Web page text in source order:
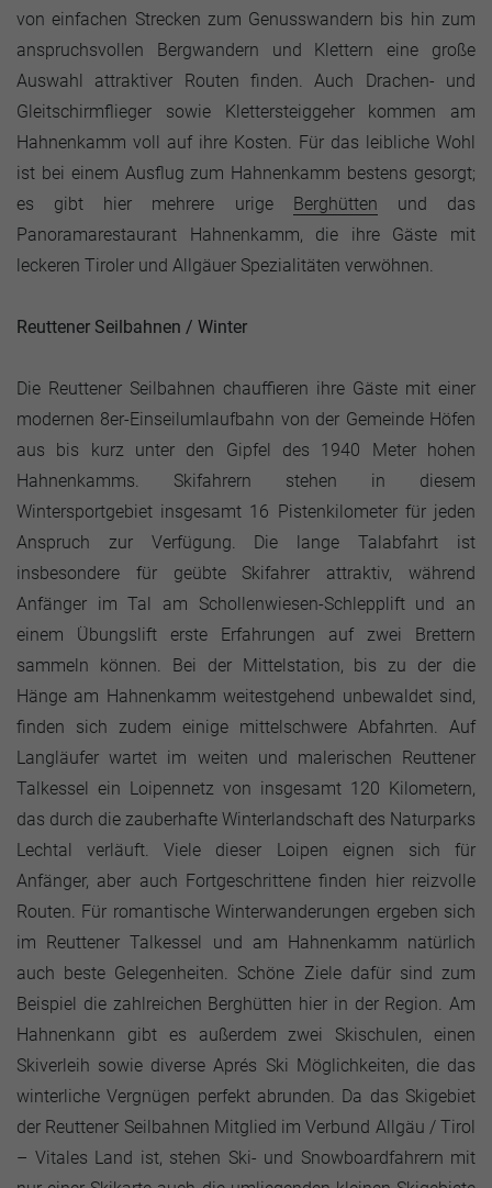
von einfachen Strecken zum Genusswandern bis hin zum
anspruchsvollen Bergwandern und Klettern eine große
Auswahl attraktiver Routen finden. Auch Drachen- und
Gleitschirmflieger sowie Klettersteiggeher kommen am
Hahnenkamm voll auf ihre Kosten. Für das leibliche Wohl
ist bei einem Ausflug zum Hahnenkamm bestens gesorgt;
es gibt hier mehrere urige Berghütten und das
Panoramarestaurant Hahnenkamm, die ihre Gäste mit
leckeren Tiroler und Allgäuer Spezialitäten verwöhnen.
Reuttener Seilbahnen / Winter
Die Reuttener Seilbahnen chauffieren ihre Gäste mit einer
modernen 8er-Einseilumlaufbahn von der Gemeinde Höfen
aus bis kurz unter den Gipfel des 1940 Meter hohen
Hahnenkamms. Skifahrern stehen in diesem
Wintersportgebiet insgesamt 16 Pistenkilometer für jeden
Anspruch zur Verfügung. Die lange Talabfahrt ist
insbesondere für geübte Skifahrer attraktiv, während
Anfänger im Tal am Schollenwiesen-Schlepplift und an
einem Übungslift erste Erfahrungen auf zwei Brettern
sammeln können. Bei der Mittelstation, bis zu der die
Hänge am Hahnenkamm weitestgehend unbewaldet sind,
finden sich zudem einige mittelschwere Abfahrten. Auf
Langläufer wartet im weiten und malerischen Reuttener
Talkessel ein Loipennetz von insgesamt 120 Kilometern,
das durch die zauberhafte Winterlandschaft des Naturparks
Lechtal verläuft. Viele dieser Loipen eignen sich für
Anfänger, aber auch Fortgeschrittene finden hier reizvolle
Routen. Für romantische Winterwanderungen ergeben sich
im Reuttener Talkessel und am Hahnenkamm natürlich
auch beste Gelegenheiten. Schöne Ziele dafür sind zum
Beispiel die zahlreichen Berghütten hier in der Region. Am
Hahnenkann gibt es außerdem zwei Skischulen, einen
Skiverleih sowie diverse Aprés Ski Möglichkeiten, die das
winterliche Vergnügen perfekt abrunden. Da das Skigebiet
der Reuttener Seilbahnen Mitglied im Verbund Allgäu / Tirol
– Vitales Land ist, stehen Ski- und Snowboardfahrern mit